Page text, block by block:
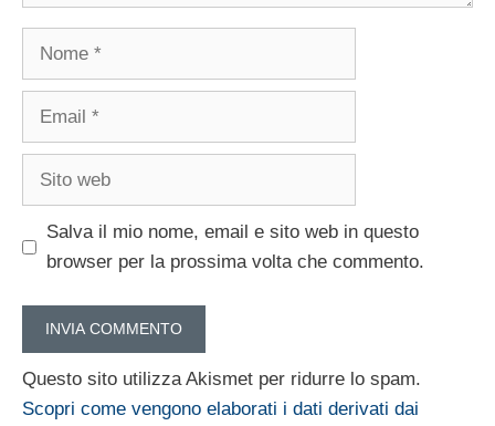
Nome
Email
Sito
Salva il mio nome, email e sito web in questo
browser per la prossima volta che commento.
Questo sito utilizza Akismet per ridurre lo spam.
Scopri come vengono elaborati i dati derivati dai